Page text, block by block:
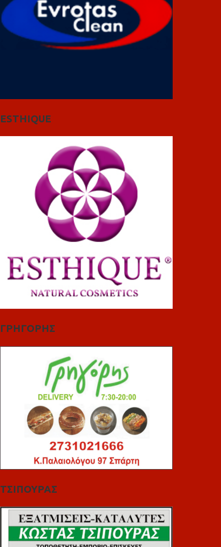
ESTHIQUE
ΓΡΗΓΟΡΗΣ
ΤΣΙΠΟΥΡΑΣ